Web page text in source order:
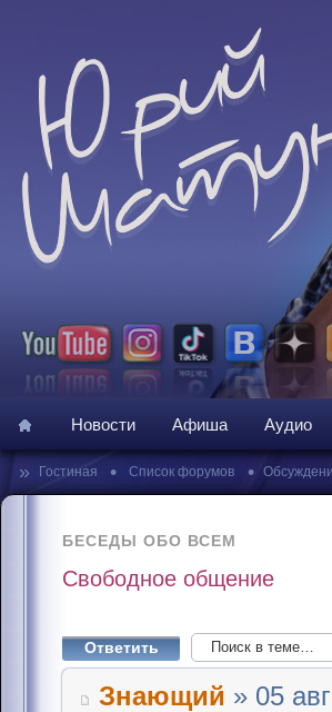
Новости Афиша Аудио
» Гостиная • Список форумов •
БЕСЕДЫ ОБО ВСЕМ
Свободное общение
Ответить
Знающий » 05